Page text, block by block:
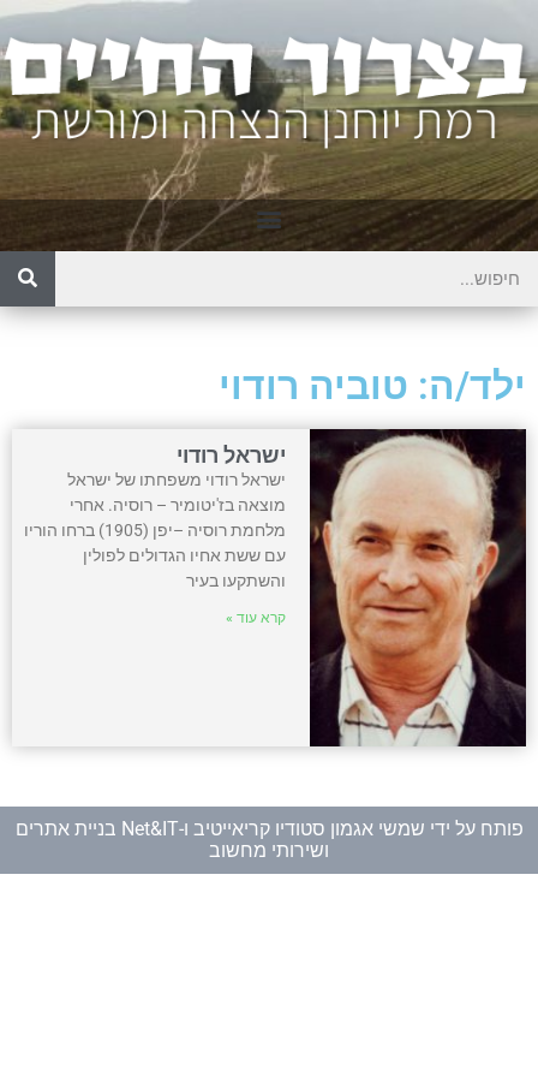
ילד/ה: טוביה רודוי
ישראל רודוי
ישראל רודוי משפחתו של ישראל
מוצאה בז'יטומיר – רוסיה. אחרי
מלחמת רוסיה –יפן (1905) ברחו הוריו
עם ששת אחיו הגדולים לפולין
והשתקעו בעיר
קרא עוד »
פותח על ידי שמשי אגמון סטודיו קריאייטיב ו-
Net&IT בניית אתרים
ושירותי מחשוב